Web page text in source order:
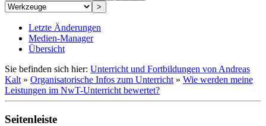
>
Letzte Änderungen
Medien-Manager
Übersicht
Sie befinden sich hier: Unterricht und Fortbildungen von Andreas
Kalt » Organisatorische Infos zum Unterricht » Wie werden meine
Leistungen im NwT-Unterricht bewertet?
Seitenleiste